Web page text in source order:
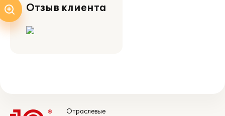
Отзыв клиента
Отраслевые